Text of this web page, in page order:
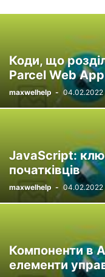
Коди, що
Parcel Web
maxwelhelp - 04.02.2022
JavaScript:
початківців
maxwelhelp - 04.02.2022
Компоненти в
елементи